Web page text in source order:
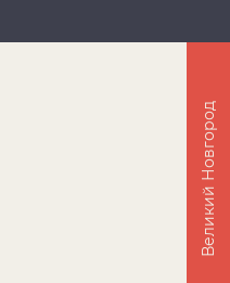
Великий Новгород